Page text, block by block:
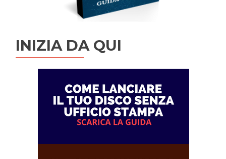
INIZIA DA QUI